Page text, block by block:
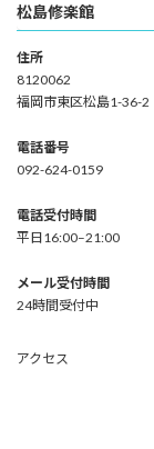
松島修楽館
住所
8120062
福岡市東区松島1-36-2
電話番号
092-624-0159
電話受付時間
平日16:00–21:00
メール受付時間
24時間受付中
アクセス